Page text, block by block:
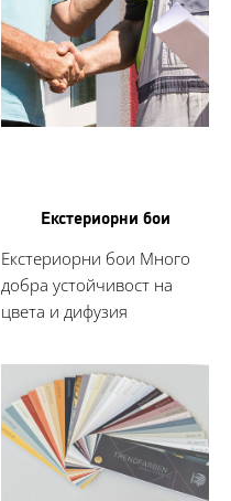
Екстериорни бои
Екстериорни бои Много
добра устойчивост на
цвета и дифузия